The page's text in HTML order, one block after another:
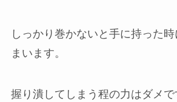
しっかり巻かないと手に持った
まいます。
握り潰してしまう程の力はダメで